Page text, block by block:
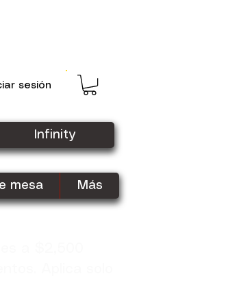
sesión
Infinity
mesa Más